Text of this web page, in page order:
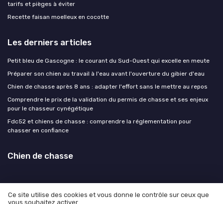
tarifs et pièges à éviter
Recette faisan moelleux en cocotte
Les derniers articles
Petit bleu de Gascogne : le courant du Sud-Ouest qui excelle en meute
Préparer son chien au travail à l'eau avant l'ouverture du gibier d'eau
Chien de chasse après 8 ans : adapter l'effort sans le mettre au repos
Comprendre le prix de la validation du permis de chasse et ses enjeux
pour le chasseur cynégétique
Fdc52 et chiens de chasse : comprendre la réglementation pour
chasser en confiance
Chien de chasse
Ce site utilise des cookies et vous donne le contrôle sur ceux que
vous souhaitez activer